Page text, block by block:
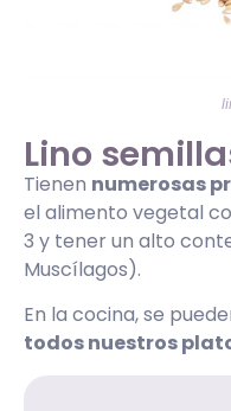
Lino
Tienen numerosas
el alimento vegetal
3 y tener un alto
Muscílagos).
En la cocina, se
todos nuestros